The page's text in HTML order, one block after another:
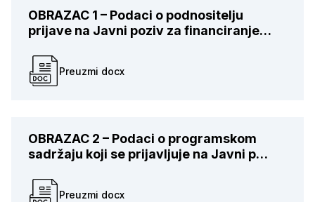
OBRAZAC 1 – Podaci o podnositelju
prijave na Javni poziv za financiranje…
Preuzmi docx
OBRAZAC 2 – Podaci o programskom
sadržaju koji se prijavljuje na Javni p…
Preuzmi docx